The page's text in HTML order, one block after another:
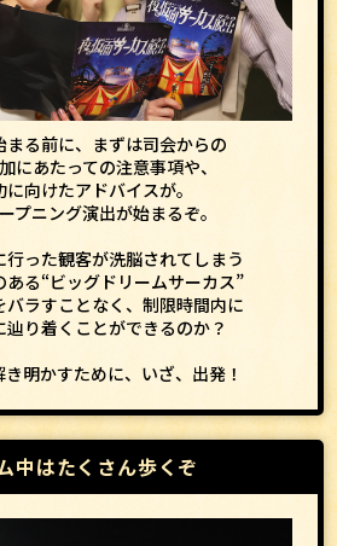
まる前に、まずは司会からの
にあたっての注意事項や、
に向けたアドバイスが。
プニング演出が始まるぞ。
った観客が洗脳されてしまう
ある“ビッグドリームサーカス”
バラすことなく、制限時間内に
り着くことができるのか？
明かすために、いざ、出発！
中はたくさん歩くぞ